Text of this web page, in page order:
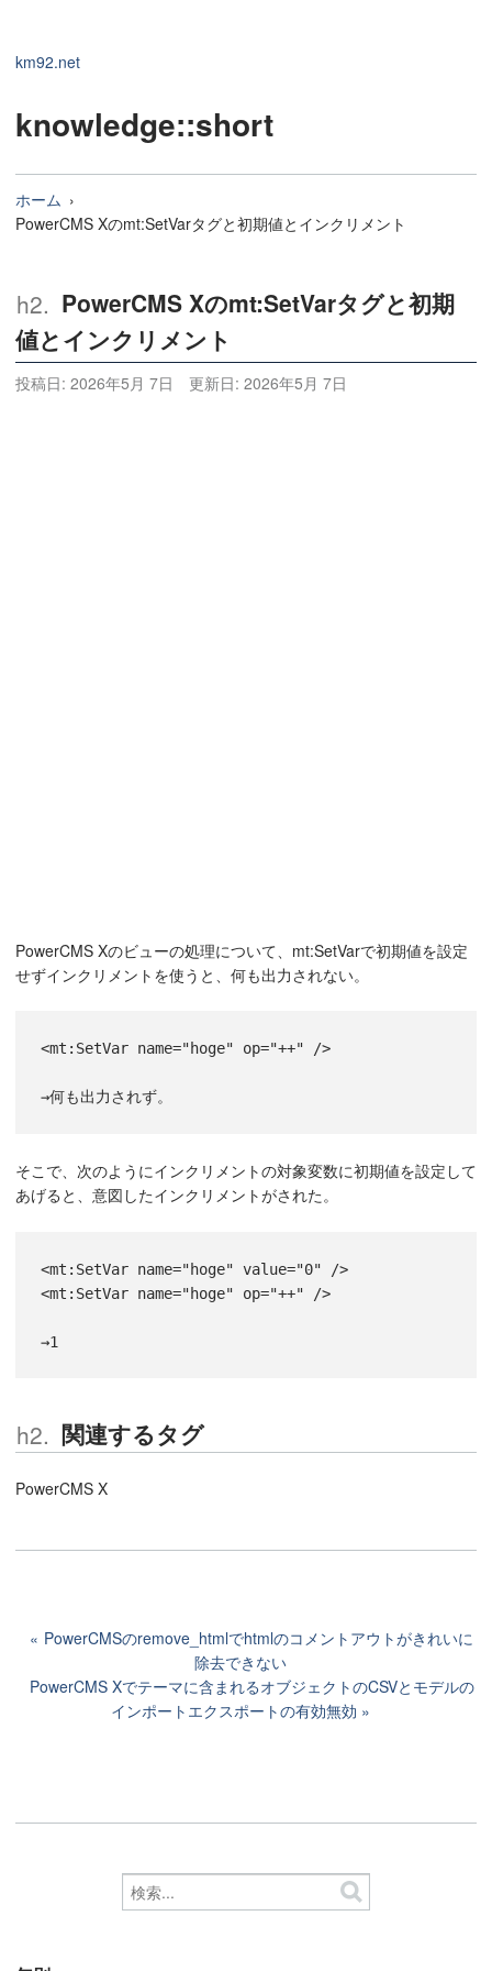
km92.net
knowledge::short
ホーム
PowerCMS Xのmt:SetVarタグと初期値とインクリメント
PowerCMS Xのmt:SetVarタグと初期
値とインクリメント
投稿日: 2026年5月 7日 更新日: 2026年5月 7日
PowerCMS Xのビューの処理について、mt:SetVarで初期値を設定
せずインクリメントを使うと、何も出力されない。
<mt:SetVar name="hoge" op="++" />
→何も出力されず。
そこで、次のようにインクリメントの対象変数に初期値を設定して
あげると、意図したインクリメントがされた。
<mt:SetVar name="hoge" value="0" />
<mt:SetVar name="hoge" op="++" />
→1
関連するタグ
PowerCMS X
PowerCMSのremove_htmlでhtmlのコメントアウトがきれいに
除去できない
PowerCMS Xでテーマに含まれるオブジェクトのCSVとモデルの
インポートエクスポートの有効無効